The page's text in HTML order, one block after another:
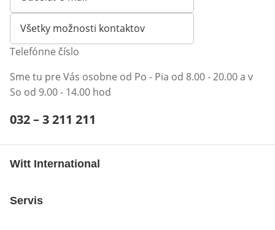
Otvorí e-mailového klienta
Všetky možnosti kontaktov
Telefónne číslo
Sme tu pre Vás osobne od Po - Pia od 8.00 - 20.00 a v
So od 9.00 - 14.00 hod
Telefónne číslo:
032 – 3 211 211
Witt International
Servis